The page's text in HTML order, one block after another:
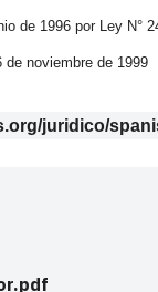
de 1996 por Ley N°
de noviembre de 1999
juridico/